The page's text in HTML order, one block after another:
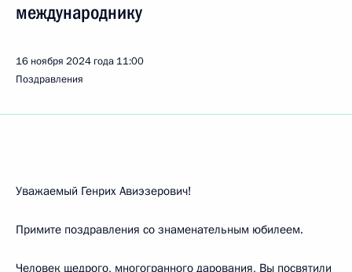
международнику
16 ноября 2024 года 11:00
Поздравления
Уважаемый Генрих Авиэзерович!
Примите поздравления со знаменательным юбилеем.
Человек щедрого, многогранного дарования, Вы посвятили